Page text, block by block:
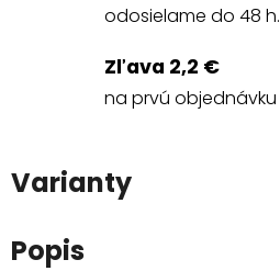
odosielame do 48 h.
Zľava 2,2 €
na prvú objednávku
Varianty
Popis